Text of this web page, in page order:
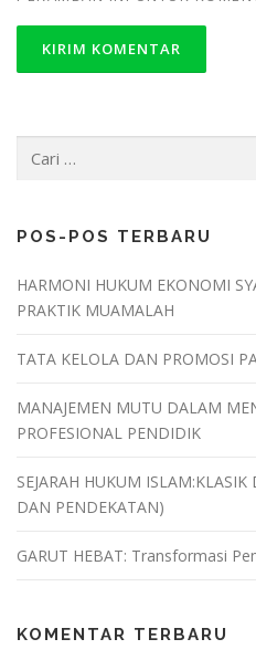
POS-POS TERBARU
HARMONI HUKUM EKONOMI
PRAKTIK MUAMALAH
TATA KELOLA DAN PROMOSI
MANAJEMEN MUTU DALAM
PROFESIONAL PENDIDIK
SEJARAH HUKUM
DAN PENDEKATAN)
GARUT HEBAT: Transformasi
KOMENTAR TERBARU